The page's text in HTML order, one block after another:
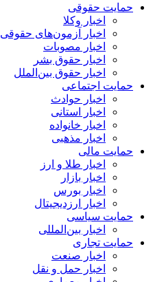
حمایت حقوقی
اخبار وکلا
اخبار آزمون‌های حقوقی
اخبار مصوبات
اخبار حقوق بشر
اخبار حقوق بین‌الملل
حمایت اجتماعی
اخبار حوادث
اخبار استانی
اخبار خانواده
اخبار مذهبی
حمایت مالی
اخبار طلا و ارز
اخبار بازار
اخبار بورس
اخبار ارزدیجیتال
حمایت سیاسی
اخبار بین‌المللی
حمایت تجاری
اخبار صنعت
اخبار حمل و نقل